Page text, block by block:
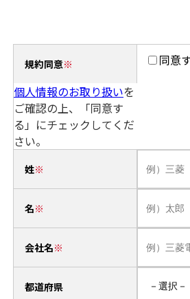
規約同意
同意
個人情報のお取り扱いを
ご確認の上、「同意す
る」にチェックしてくだ
さい。
姓
名
会社名
都道府県